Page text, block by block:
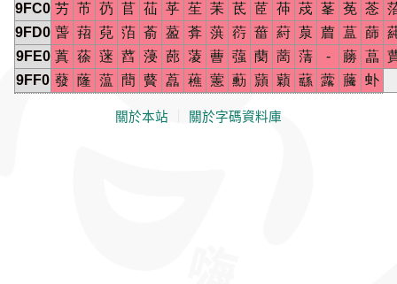
9FC0 艻 芇 芿 苢 苮 苸 苼 苿 茋 茝 茽 荗 莑 莬 菍
9FD0 萅 萔 萖 萡 萮 萾 葊 葓 葕 葘 葤 葲 葿 蒀 蒒
9FE0 蒖 蒣 蒾 蓞 蓡 蓢 蓤 蓸 蔃 蔅 蔐 蔳 ‐ 蕂 蕌
9FF0 蕟 蕯 蕰 蕳 藖 藠 藮 藼 蘍 蘏 蘔 蘨 虂 虅 虲
關於本站 關於字碼資料庫